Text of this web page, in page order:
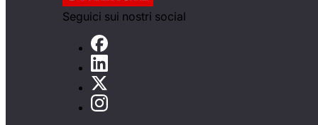
Seguici sui nostri social